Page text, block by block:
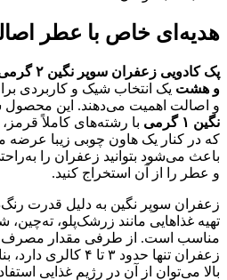
هدیه‌ای خاص با عطر
پک
و هشت یک انتخاب شیک و کاربردی
و اصالت اهمیت می‌دهند. این
نگین ۱ گرمی
با رشته‌های کاملاً
که در کنار یک هاون چوبی زیبا
باعث می‌شود بتوانید زعفران را
و عطر را از آن استخراج کنید.
زعفران سوپر نگین به دلیل قدرت
تهیه غذاهایی مانند زرشک‌پلو، ته‌چین،
مناسب است. از طرفی مقدار
زعفران تنها حدود ۳ تا
بالا می‌توان از آن در رژیم غذایی